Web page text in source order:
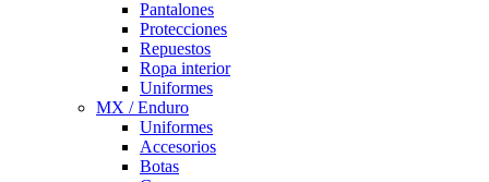
Pantalones
Protecciones
Repuestos
Ropa interior
Uniformes
MX / Enduro
Uniformes
Accesorios
Botas